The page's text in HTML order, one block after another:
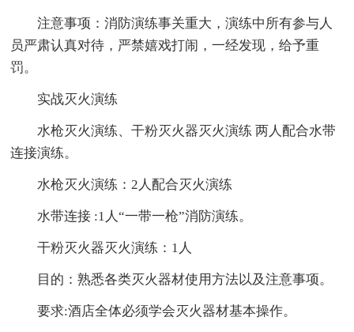
注意事项：消防演练事关重大，演练中所有参与人
员严肃认真对待，严禁嬉戏打闹，一经发现，给予重
罚。
实战灭火演练
水枪灭火演练、干粉灭火器灭火演练 两人配合水带
连接演练。
水枪灭火演练：2人配合灭火演练
水带连接 :1人“一带一枪”消防演练。
干粉灭火器灭火演练：1人
目的：熟悉各类灭火器材使用方法以及注意事项。
要求:酒店全体必须学会灭火器材基本操作。